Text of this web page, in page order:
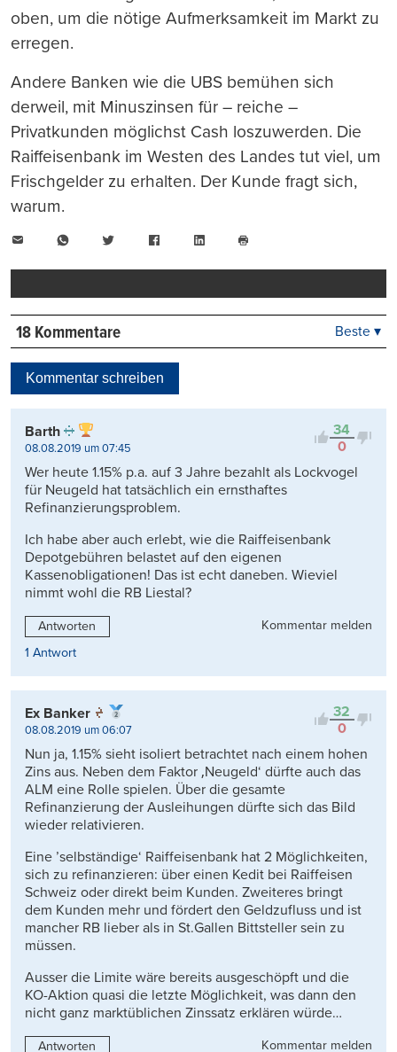
oben, um die nötige Aufmerksamkeit im Markt zu
erregen.
Andere Banken wie die UBS bemühen sich
derweil, mit Minuszinsen für – reiche –
Privatkunden möglichst Cash loszuwerden. Die
Raiffeisenbank im Westen des Landes tut viel, um
Frischgelder zu erhalten. Der Kunde fragt sich,
warum.
WhatsAppTwitter FacebookLinkedIn
drucken
18 Kommentare
Kontrovers
Beste ▾
Kommentar schreiben
34
0
Barth
08.08.2019 um 07:45
Wer heute 1.15% p.a. auf 3 Jahre bezahlt als Lockvogel
für Neugeld hat tatsächlich ein ernsthaftes
Refinanzierungsproblem.
Ich habe aber auch erlebt, wie die Raiffeisenbank
Depotgebühren belastet auf den eigenen
Kassenobligationen! Das ist echt daneben. Wieviel
nimmt wohl die RB Liestal?
Antworten
Kommentar melden
1 Antwort
32
0
Ex Banker
08.08.2019 um 06:07
Nun ja, 1.15% sieht isoliert betrachtet nach einem hohen
Zins aus. Neben dem Faktor ‚Neugeld‘ dürfte auch das
ALM eine Rolle spielen. Über die gesamte
Refinanzierung der Ausleihungen dürfte sich das Bild
wieder relativieren.
Eine ’selbständige‘ Raiffeisenbank hat 2 Möglichkeiten,
sich zu refinanzieren: über einen Kedit bei Raiffeisen
Schweiz oder direkt beim Kunden. Zweiteres bringt
dem Kunden mehr und fördert den Geldzufluss und ist
mancher RB lieber als in St.Gallen Bittsteller sein zu
müssen.
Ausser die Limite wäre bereits ausgeschöpft und die
KO-Aktion quasi die letzte Möglichkeit, was dann den
nicht ganz marktüblichen Zinssatz erklären würde…
Antworten Kommentar melden